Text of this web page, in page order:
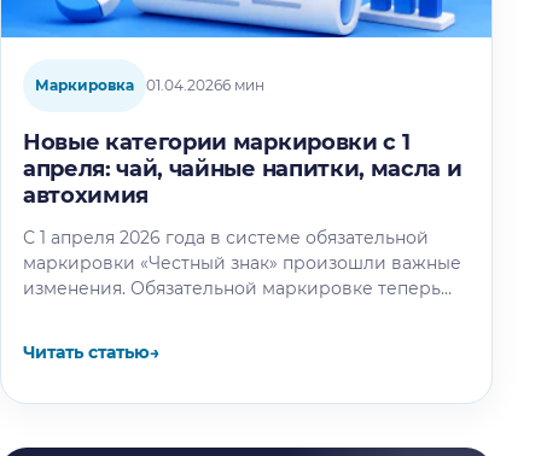
Маркировка 01.04.20266 мин
Новые категории маркировки с 1
апреля: чай, чайные напитки, масла и
автохимия
С 1 апреля 2026 года в системе обязательной
маркировки «Честный знак» произошли важные
изменения. Обязательной маркировке теперь
Читать статью→